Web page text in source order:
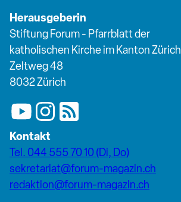
Herausgeberin
Stiftung Forum - Pfarrblatt der
katholischen Kirche im Kanton Zürich
Zeltweg 48
8032 Zürich
Kontakt
Tel. 044 555 70 10 (Di, Do)
sekretariat@forum-magazin.ch
redaktion@forum-magazin.ch